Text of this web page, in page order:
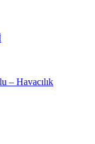
– Havacılık